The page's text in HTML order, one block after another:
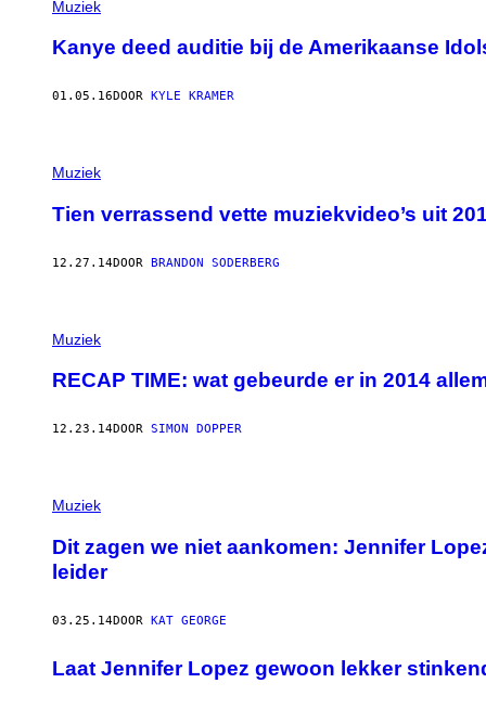
Muziek
Kanye deed auditie bij de Amerikaanse
01.05.16DOOR KYLE KRAMER
Muziek
Tien verrassend vette muziekvideo’s uit
12.27.14DOOR BRANDON SODERBERG
Muziek
RECAP TIME: wat gebeurde er in 2014
12.23.14DOOR SIMON DOPPER
Muziek
Dit zagen we niet aankomen: Jennifer
leider
03.25.14DOOR KAT GEORGE
Laat Jennifer Lopez gewoon lekker